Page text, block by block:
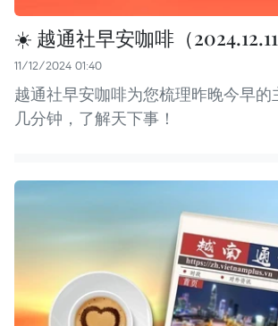
☀️ 越通社早安咖啡（2024.12.11
11/12/2024 01:40
越通社早安咖啡为您梳理昨晚今早的
几分钟，了解天下事！